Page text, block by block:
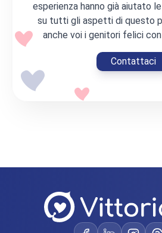
esperienza hanno già aiutato
su tutti gli aspetti di questo
anche voi i genitori felici
Contattaci